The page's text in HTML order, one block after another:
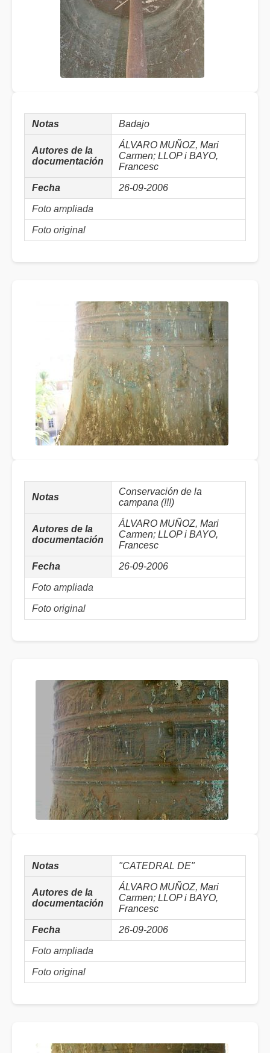
Notas Badajo
Autores de la
documentación
ÁLVARO MUÑOZ, Mari
Carmen; LLOP i BAYO,
Francesc
Fecha 26-09-2006
Foto ampliada
Foto original
Notas
Conservación de la
campana (!!!)
Autores de la
documentación
ÁLVARO MUÑOZ, Mari
Carmen; LLOP i BAYO,
Francesc
Fecha 26-09-2006
Foto ampliada
Foto original
Notas "CATEDRAL DE"
Autores de la
documentación
ÁLVARO MUÑOZ, Mari
Carmen; LLOP i BAYO,
Francesc
Fecha 26-09-2006
Foto ampliada
Foto original